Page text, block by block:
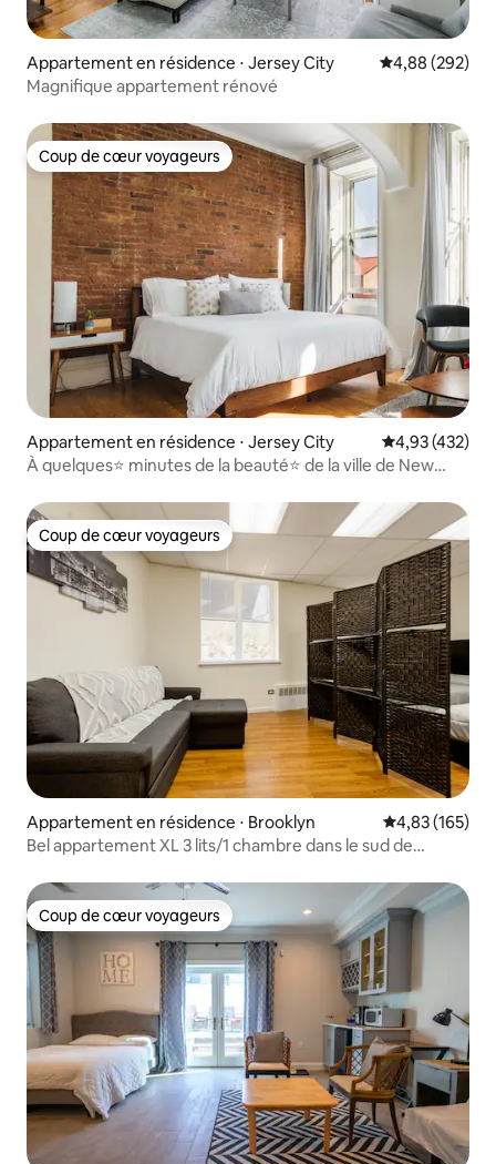
Appartement en résidence ⋅ Jersey City Évaluation
4,88 (292)
Magnifique appartement rénové
Coup de cœur voyageurs
Coup de cœur voyageurs
Appartement en résidence ⋅ Jersey City Évaluation
4,93 (432)
À quelques⭐ minutes de la beauté⭐ de la ville de New
Coup de cœur voyageurs
Coup de cœur voyageurs
Appartement en résidence ⋅ Brooklyn Évaluation
4,83 (165)
Bel appartement XL 3 lits/1 chambre dans le sud de
Coup de cœur voyageurs
Coup de cœur voyageurs